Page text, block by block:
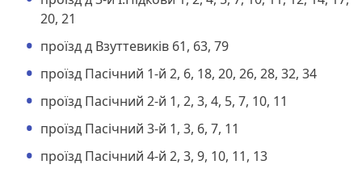
20, 21
проїзд д Взуттевиків 61, 63, 79
проїзд Пасічний 1-й 2, 6, 18, 20, 26, 28, 32, 34
проїзд Пасічний 2-й 1, 2, 3, 4, 5, 7, 10, 11
проїзд Пасічний 3-й 1, 3, 6, 7, 11
проїзд Пасічний 4-й 2, 3, 9, 10, 11, 13